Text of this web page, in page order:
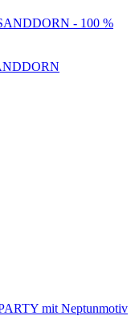
mit Neptunmotiv